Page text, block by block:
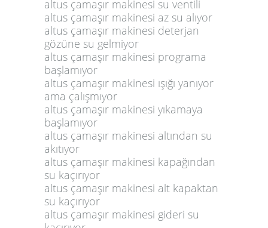
altus çamaşır makinesi su ventili
altus çamaşır makinesi az su alıyor
altus çamaşır makinesi deterjan
gözüne su gelmiyor
altus çamaşır makinesi programa
başlamıyor
altus çamaşır makinesi ışığı yanıyor
ama çalışmıyor
altus çamaşır makinesi yıkamaya
başlamıyor
altus çamaşır makinesi altından su
akıtıyor
altus çamaşır makinesi kapağından
su kaçırıyor
altus çamaşır makinesi alt kapaktan
su kaçırıyor
altus çamaşır makinesi gideri su